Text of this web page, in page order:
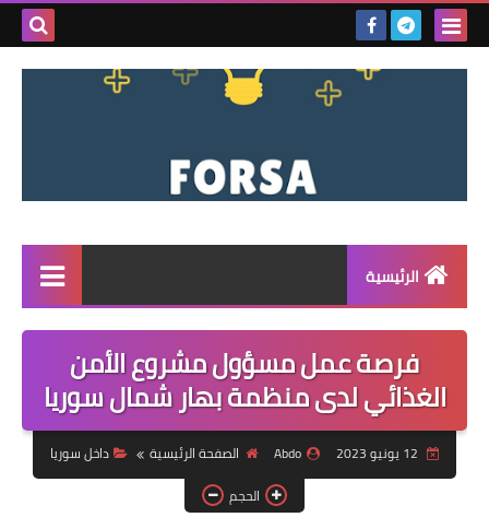
بحث
الرئيسية
القائمة
مناقصات
فرص عمل داخل سوريا
فرص عمل في تركيا
فرص عمل في العراق
فرصة عمل مسؤول مشروع الأمن
الغذائي لدى منظمة بهار شمال سوريا
Abdo الصفحة الرئيسية
داخل سوريا
الحجم